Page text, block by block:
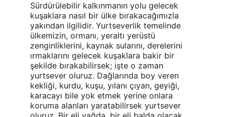
Sürdürülebilir kalkınmanın yolu gelecek
kuşaklara nasıl bir ülke bırakacağımızla
yakından ilgilidir. Yurtseverlik temelinde
ülkemizin, ormanı, yeraltı yerüstü
zenginliklerini, kaynak sularını, derelerini
ırmaklarını gelecek kuşaklara bakir bir
şekilde bırakabilirsek; işte o zaman
yurtsever oluruz. Dağlarında boy veren
kekliği, kurdu, kuşu, yılanı çıyan, geyiği,
karacayı bile yok etmek yerine onlara
koruma alanları yaratabilirsek yurtsever